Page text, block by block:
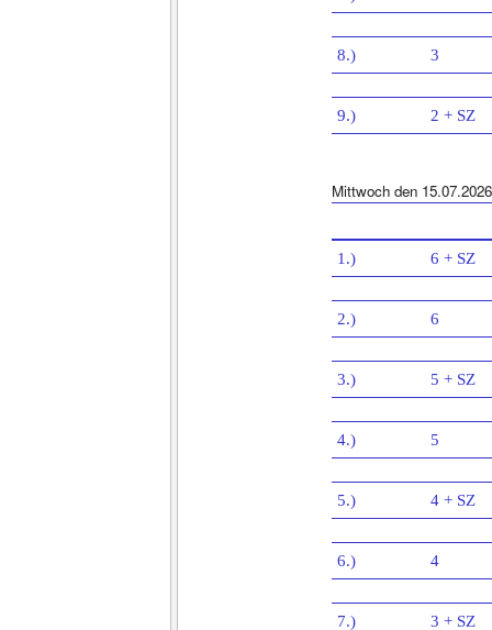
8.) 3
9.) 2 + SZ
Mittwoch den 15.07.2026
1.) 6 + SZ
2.) 6
3.) 5 + SZ
4.) 5
5.) 4 + SZ
6.) 4
7.) 3 + SZ